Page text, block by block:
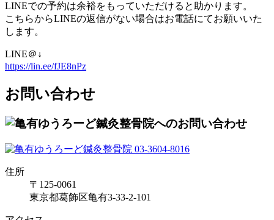
LINEでの予約は余裕をもっていただけると助かります。
こちらからLINEの返信がない場合はお電話にてお願いいた
します。
LINE＠↓
https://lin.ee/fJE8nPz
お問い合わせ
住所
〒125-0061
東京都葛飾区亀有3-33-2-101